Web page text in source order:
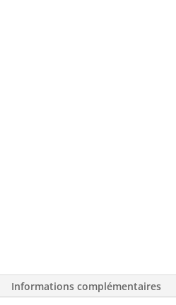
Informations complémentaires